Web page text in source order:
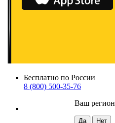
Бесплатно по России
8 (800) 500-35-76
Ваш регион